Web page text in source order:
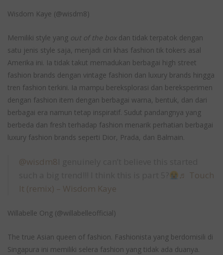
Wisdom Kaye (@wisdm8)
Memiliki style yang out of the boxdan tidak terpatok dengan
satu jenis style saja, menjadi ciri khas fashion tik tokers asal
Amerika ini. Ia tidak takut memadukan berbagai high street
fashion brands dengan vintage fashion dan luxury brands hingga
tren fashion terkini. Ia mampu bereksplorasi dan bereksperimen
dengan fashion item dengan berbagai warna, bentuk, dan dari
berbagai era namun tetap inspiratif. Sudut pandangnya yang
berbeda dan fresh terhadap fashion menarik perhatian berbagai
luxury fashion brands seperti Dior, Prada, dan Balmain.
@wisdm8
♬ Touch
It (remix) – Wisdom Kaye
Willabelle Ong (@willabelleofficial)
The true Asian queen of fashion. Fashionista yang berdomisili di
Singapura ini memiliki selera fashion yang tidak ada duanya.